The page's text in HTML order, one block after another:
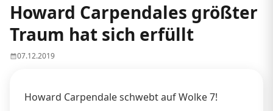
Howard Carpendales größter
Traum hat sich erfüllt
07.12.2019
Howard Carpendale schwebt auf Wolke 7!